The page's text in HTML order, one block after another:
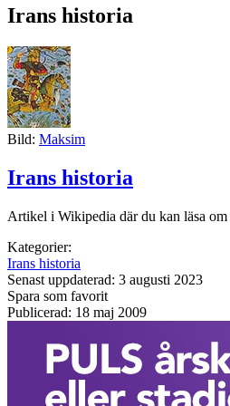
Irans historia
Bild: Maksim
Irans historia
Artikel i Wikipedia där du kan läsa
Kategorier:
Irans historia
Senast uppdaterad: 3 augusti 2023
Spara som favorit
Publicerad: 18 maj 2009